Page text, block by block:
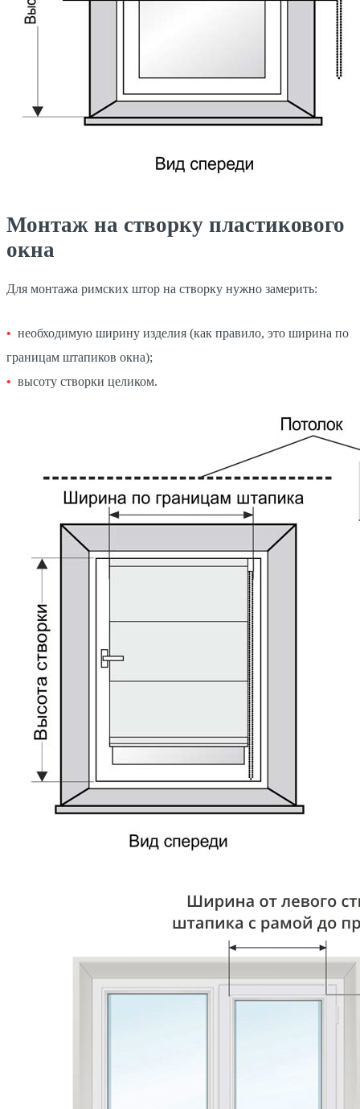
Монтаж на створку пластикового
окна
Для монтажа римских штор на створку нужно замерить:
необходимую ширину изделия (как правило, это ширина по
границам штапиков окна);
высоту створки целиком.